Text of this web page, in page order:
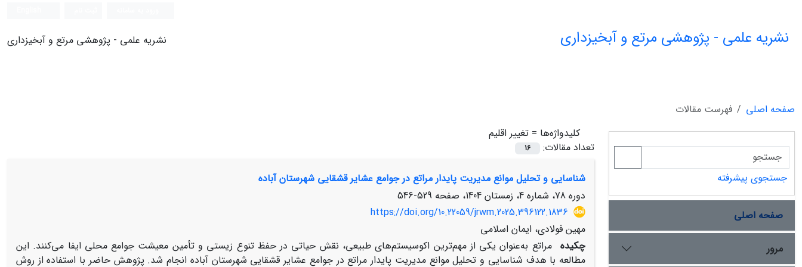
نشریه علمی - پژوهشی مرتع و آبخیزداری نشریه علمی - پژوهشی مرتع و آبخیزداری
صفحه اصلی
فهرست مقالات
کلیدواژه‌ها = تغییر اقلیم
تعداد مقالات:
16
شناسایی و تحلیل موانع مدیریت پایدار مراتع در جوامع عشایر قشقایی شهرستان آباده
دوره 78، شماره 4، زمستان 1404، صفحه
529-546
https://doi.org/10.22059/jrwm.2025.396122.1836
مهین فولادی، ایمان اسلامی
چکیده مراتع به‌عنوان یکی از مهم‌ترین اکوسیستم‌های طبیعی، نقش حیاتی در حفظ تنوع زیستی و تأمین معیشت جوامع محلی ایفا می‌کنند. این
مطالعه با هدف شناسایی و تحلیل موانع مدیریت پایدار مراتع در جوامع عشایر قشقایی شهرستان آباده انجام شد. پژوهش حاضر با استفاده از روش
جستجوی پیشرفته
صفحه اصلی
مرور